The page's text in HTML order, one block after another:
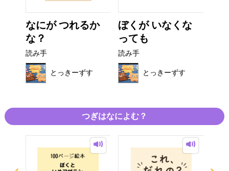
なにが つれるか
な？
読み手
とっきーずす
ぼくが いなくな
っても
読み手
とっきーずす
つぎはなによむ？